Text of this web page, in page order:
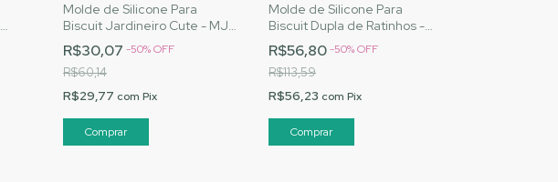
Molde de Silicone Para
Biscuit Jardineiro Cute - MJ
Artesanatos |Cód. 3040
R$30,07 -50%OFF
R$60,14
R$29,77 com Pix
Molde de Silicone Para
Biscuit Dupla de Ratinhos -
MJ Artesanatos |Cód. 3037
R$56,80-50%OFF
R$113,59
R$56,23 com Pix